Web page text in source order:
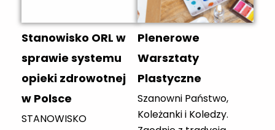
lekarzy i lekarek,
ICD-11 oraz
prowadzenia krótkich,
skutecznych
interwencji wobec
pacjentów z grup
ryzyka. Program opiera
się na
metodach Terapii
Stanowisko ORL w
sprawie systemu
opieki zdrowotnej
w Polsce
STANOWISKO
Plenerowe
Warsztaty
Plastyczne
Szanowni Państwo,
Koleżanki i Koledzy.